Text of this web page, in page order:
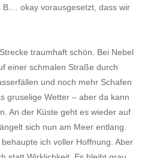
okay vorausgesetzt, dass wir
traumhaft schön. Bei Nebel
einer schmalen Straße durch
und noch mehr Schafen
gruselige Wetter – aber da kann
An der Küste geht es wieder auf
sich nun am Meer entlang.
behaupte ich voller Hoffnung. Aber